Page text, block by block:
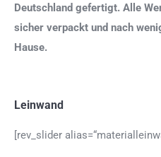
Deutschland gefertigt. Alle
sicher verpackt und nach
Hause.
Leinwand
[rev_slider